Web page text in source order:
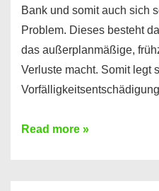
Bank und somit auch sich
Problem. Dieses besteht
das außerplanmäßige,
Verluste macht. Somit legt
Kredit
Read more »